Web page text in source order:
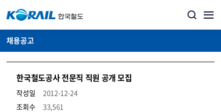
채용공고
한국철도공사 전문직 직원 공개 모집
작성일
2012-12-24
조회수
33,561